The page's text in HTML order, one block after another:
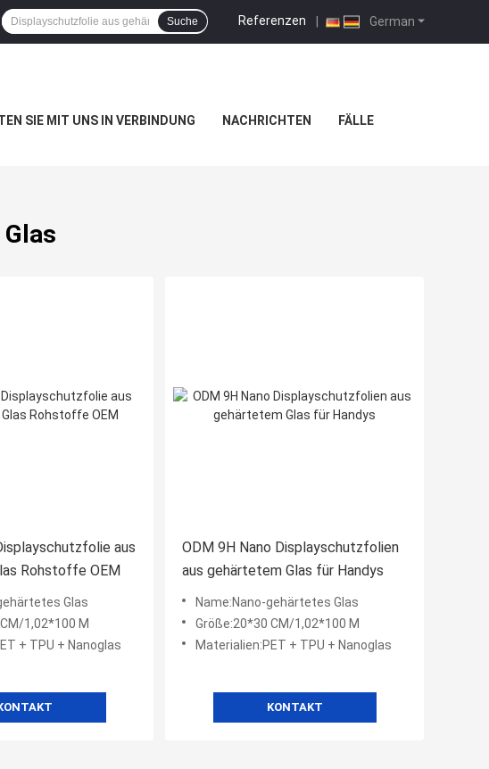
German
Referenzen |
Suche
SIE MIT UNS IN VERBINDUNG NACHRICHTEN FÄLLE
aus
Rohstoffe OEM
Glas
1,02*100 M
+ TPU + Nanoglas
ODM 9H Nano Displayschutzfolien
aus gehärtetem Glas für Handys
Name:Nano-gehärtetes Glas
Größe:20*30 CM/1,02*100 M
Materialien:PET + TPU + Nanoglas
KONTAKT